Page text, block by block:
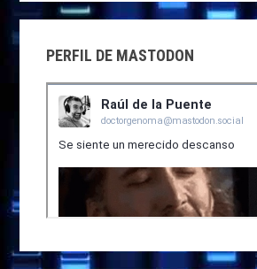
PERFIL DE MASTODON